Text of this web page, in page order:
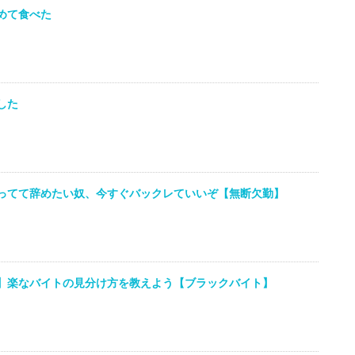
て食べた
た
て辞めたい奴、今すぐバックレていいぞ【無断欠勤】
なバイトの見分け方を教えよう【ブラックバイト】